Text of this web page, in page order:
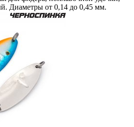
Диаметры от 0,14 до 0,45 мм.